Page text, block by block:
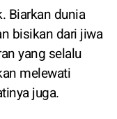
Biarkan dunia
bisikan dari jiwa
yang selalu
melewati
juga.